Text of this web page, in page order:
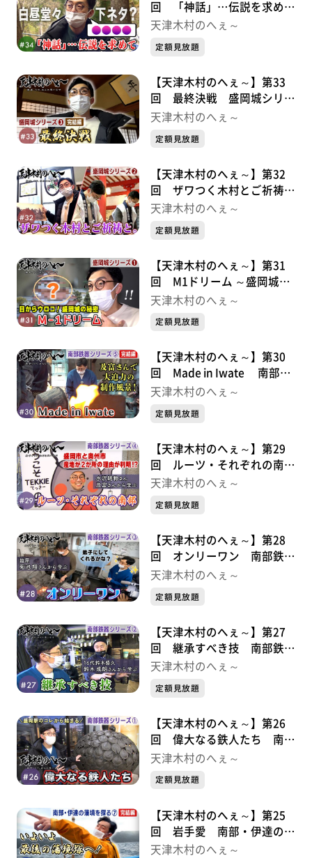
回 「神話」…伝説を求めて
アイヌシリーズ①
天津木村のへぇ～
定額見放題
【天津木村のへぇ～】第33
回 最終決戦 盛岡城シリー
ズ③
天津木村のへぇ～
定額見放題
【天津木村のへぇ～】第32
回 ザワつく木村とご祈祷
と。 盛岡城シリーズ②
天津木村のへぇ～
定額見放題
【天津木村のへぇ～】第31
回 M1ドリーム ～盛岡城シ
リーズ①
天津木村のへぇ～
定額見放題
【天津木村のへぇ～】第30
回 Made in Iwate 南部鉄
器シリーズ⑤
天津木村のへぇ～
定額見放題
【天津木村のへぇ～】第29
回 ルーツ・それぞれの南
部 南部鉄器シリーズ④
天津木村のへぇ～
定額見放題
【天津木村のへぇ～】第28
回 オンリーワン 南部鉄器
シリーズ③
天津木村のへぇ～
定額見放題
【天津木村のへぇ～】第27
回 継承すべき技 南部鉄器
シリーズ②
天津木村のへぇ～
定額見放題
【天津木村のへぇ～】第26
回 偉大なる鉄人たち 南部
鉄器シリーズ①
天津木村のへぇ～
定額見放題
【天津木村のへぇ～】第25
回 岩手愛 南部・伊達の藩
境を探る⑦
天津木村のへぇ～